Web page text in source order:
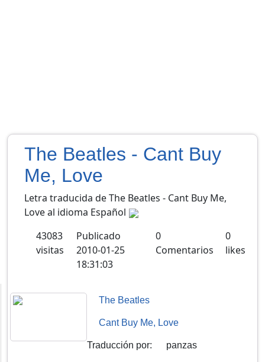
The Beatles - Cant Buy
Me, Love
Letra traducida de The Beatles - Cant Buy Me,
Love al idioma Español
43083
visitas
Publicado
2010-01-25
18:31:03
0
Comentarios
0
likes
The Beatles
Cant Buy Me, Love
Traducción por: panzas